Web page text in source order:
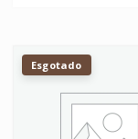
Esgotado